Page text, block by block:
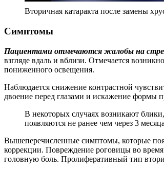
Вторичная катаракта после замены
Симптомы
Пациентами отмечаются жалобы на
взгляде вдаль и вблизи. Отмечается
пониженного освещения.
Наблюдается снижение контрастной
двоение перед глазами и искажение формы
В некоторых случаях возникают
появляются не ранее чем через 3
Вышеперечисленные симптомы, которые
коррекции. Повреждение роговицы во время
головную боль. Пролиферативный тип